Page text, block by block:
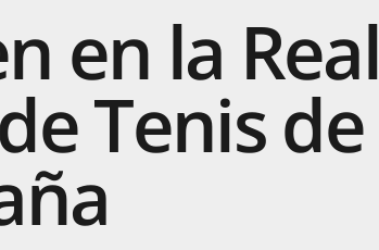
en la Real
deTenisde